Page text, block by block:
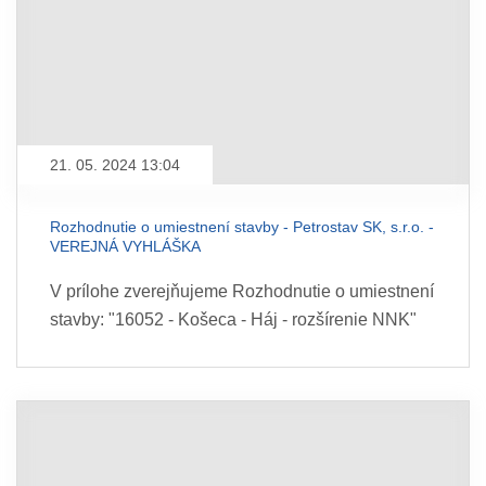
21. 05. 2024 13:04
Rozhodnutie o umiestnení stavby - Petrostav SK, s.r.o. -
VEREJNÁ VYHLÁŠKA
V prílohe zverejňujeme Rozhodnutie o umiestnení
stavby: "16052 - Košeca - Háj - rozšírenie NNK"